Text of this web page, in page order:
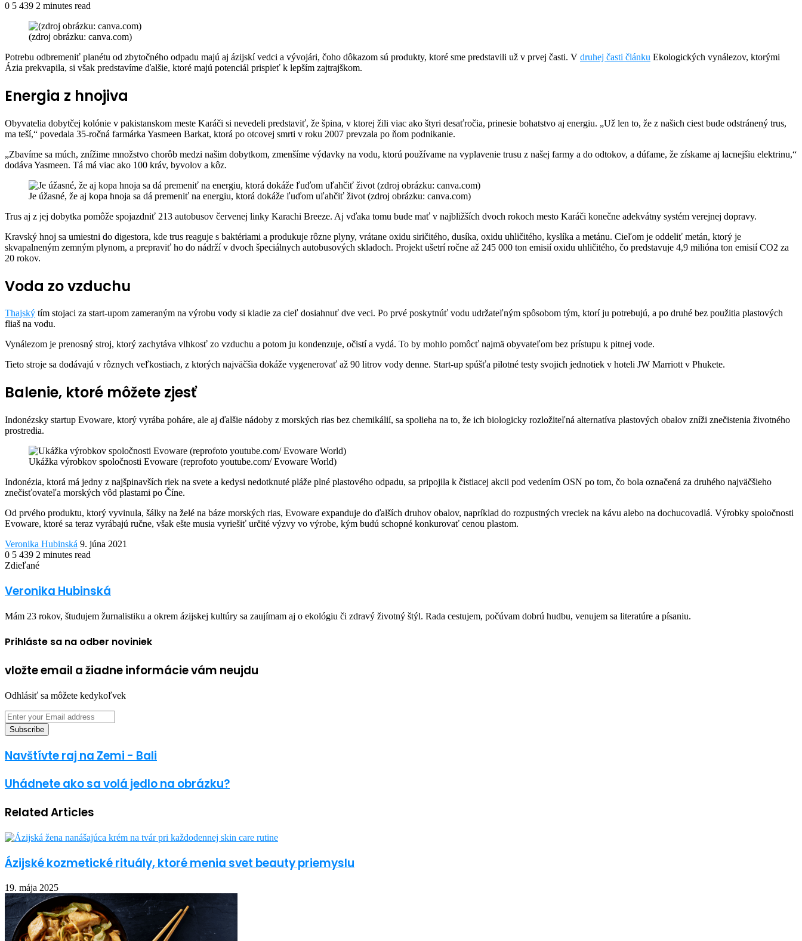
an
0 5 439 2 minutes read
(zdroj obrázku: canva.com)
Potrebu odbremeniť planétu od zbytočného odpadu majú aj ázijskí vedci a vývojári, čoho dôkazom sú produkty, ktoré sme predstavili už v prvej časti. V druhej časti článku Ekologických vynálezov, ktorými
Ázia prekvapila, si však predstavíme ďalšie, ktoré majú potenciál prispieť k lepším zajtrajškom.
Energia z hnojiva
Obyvatelia dobytčej kolónie v pakistanskom meste Karáči si nevedeli predstaviť, že špina, v ktorej žili viac ako štyri desaťročia, prinesie bohatstvo aj energiu. „Už len to, že z našich ciest bude odstránený trus,
ma teší,“ povedala 35-ročná farmárka Yasmeen Barkat, ktorá po otcovej smrti v roku 2007 prevzala po ňom podnikanie.
„Zbavíme sa múch, znížime množstvo chorôb medzi našim dobytkom, zmenšíme výdavky na vodu, ktorú používame na vyplavenie trusu z našej farmy a do odtokov, a dúfame, že získame aj lacnejšiu elektrinu,“
dodáva Yasmeen. Tá má viac ako 100 kráv, byvolov a kôz.
Je úžasné, že aj kopa hnoja sa dá premeniť na energiu, ktorá dokáže ľuďom uľahčiť život (zdroj obrázku: canva.com)
Trus aj z jej dobytka pomôže spojazdniť 213 autobusov červenej linky Karachi Breeze. Aj vďaka tomu bude mať v najbližších dvoch rokoch mesto Karáči konečne adekvátny systém verejnej dopravy.
Kravský hnoj sa umiestni do digestora, kde trus reaguje s baktériami a produkuje rôzne plyny, vrátane oxidu siričitého, dusíka, oxidu uhličitého, kyslíka a metánu. Cieľom je oddeliť metán, ktorý je
skvapalneným zemným plynom, a prepraviť ho do nádrží v dvoch špeciálnych autobusových skladoch. Projekt ušetrí ročne až 245 000 ton emisií oxidu uhličitého, čo predstavuje 4,9 milióna ton emisií CO2 za
20 rokov.
Voda zo vzduchu
Thajský tím stojaci za start-upom zameraným na výrobu vody si kladie za cieľ dosiahnuť dve veci. Po prvé poskytnúť vodu udržateľným spôsobom tým, ktorí ju potrebujú, a po druhé bez použitia plastových
fliaš na vodu.
Vynálezom je prenosný stroj, ktorý zachytáva vlhkosť zo vzduchu a potom ju kondenzuje, očistí a vydá. To by mohlo pomôcť najmä obyvateľom bez prístupu k pitnej vode.
Tieto stroje sa dodávajú v rôznych veľkostiach, z ktorých najväčšia dokáže vygenerovať až 90 litrov vody denne. Start-up spúšťa pilotné testy svojich jednotiek v hoteli JW Marriott v Phukete.
Balenie, ktoré môžete zjesť
Indonézsky startup Evoware, ktorý vyrába poháre, ale aj ďalšie nádoby z morských rias bez chemikálií, sa spolieha na to, že ich biologicky rozložiteľná alternatíva plastových obalov zníži znečistenia životného
prostredia.
Ukážka výrobkov spoločnosti Evoware (reprofoto youtube.com/ Evoware World)
Indonézia, ktorá má jedny z najšpinavších riek na svete a kedysi nedotknuté pláže plné plastového odpadu, sa pripojila k čistiacej akcii pod vedením OSN po tom, čo bola označená za druhého najväčšieho
znečisťovateľa morských vôd plastami po Číne.
Od prvého produktu, ktorý vyvinula, šálky na želé na báze morských rias, Evoware expanduje do ďalších druhov obalov, napríklad do rozpustných vreciek na kávu alebo na dochucovadlá. Výrobky spoločnosti
Evoware, ktoré sa teraz vyrábajú ručne, však ešte musia vyriešiť určité výzvy vo výrobe, kým budú schopné konkurovať cenou plastom.
Veronika Hubinská Send
an
9. júna 2021
0 5 439 2 minutes read
Facebook
Twitter
LinkedIn
Share
Email
Print
Zdieľané
via
Email
Veronika Hubinská
Mám 23 rokov, študujem žurnalistiku a okrem ázijskej kultúry sa zaujímam aj o ekológiu či zdravý životný štýl. Rada cestujem, počúvam dobrú hudbu, venujem sa literatúre a písaniu.
Prihláste sa na odber noviniek
vložte email a žiadne informácie vám neujdu
Odhlásiť sa môžete kedykoľvek
Enter
your
Email
Navštívte raj na Zemi - Bali
Uhádnete ako sa volá jedlo na obrázku?
Related Articles
Ázijské kozmetické rituály, ktoré menia svet beauty priemyslu
19. mája 2025